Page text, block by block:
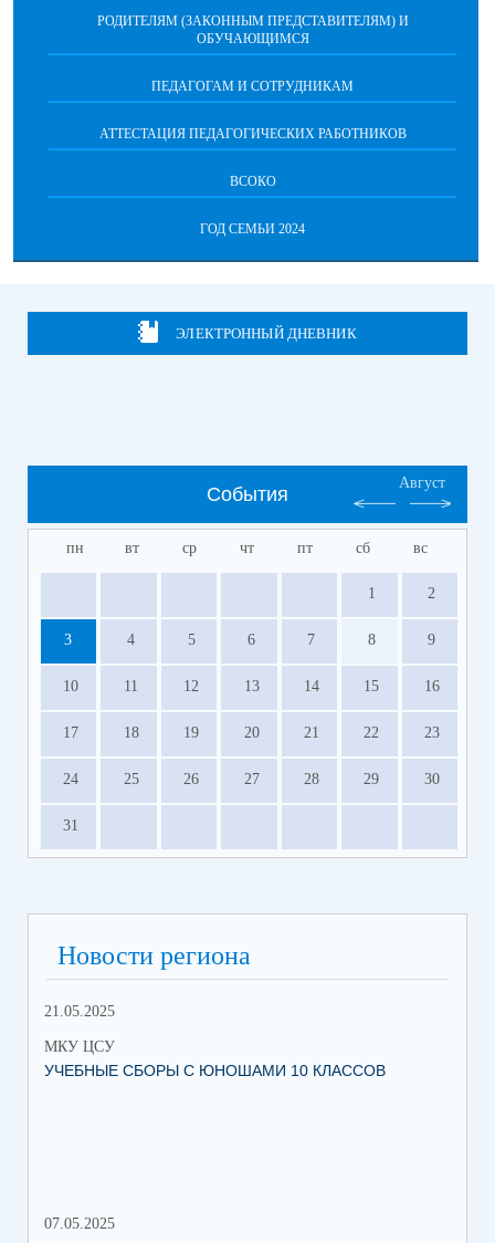
РОДИТЕЛЯМ (ЗАКОННЫМ ПРЕДСТАВИТЕЛЯМ) И
ОБУЧАЮЩИМСЯ
ПЕДАГОГАМ И СОТРУДНИКАМ
АТТЕСТАЦИЯ ПЕДАГОГИЧЕСКИХ РАБОТНИКОВ
ВСОКО
ГОД СЕМЬИ 2024
ЭЛЕКТРОННЫЙ ДНЕВНИК
События
Август
пн вт ср чт пт сб вс
1 2
3 4 5 6 7 8 9
10 11 12 13 14 15 16
17 18 19 20 21 22 23
24 25 26 27 28 29 30
31
Новости региона
21.05.2025
МКУ ЦСУ
УЧЕБНЫЕ СБОРЫ С ЮНОШАМИ 10 КЛАССОВ
07.05.2025